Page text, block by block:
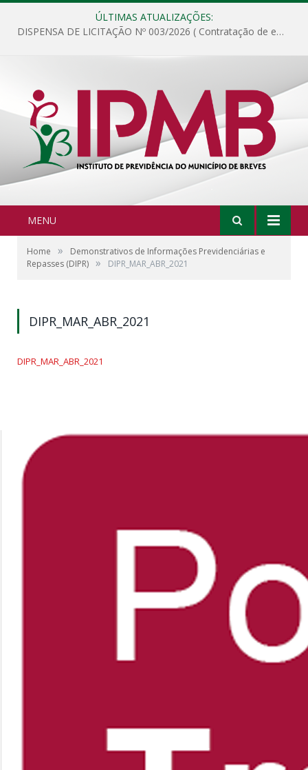
ÚLTIMAS ATUALIZAÇÕES:
DISPENSA DE LICITAÇÃO Nº 003/2026 ( Contratação de empresa para fornecimento de gêneros alimentícios não perecíveis, materiais de expediente, descartáveis, copa e cozinha, para análise e posterior publicação.)
MENU
Home »
Demonstrativos de Informações Previdenciárias e
Repasses (DIPR) » DIPR_MAR_ABR_2021
DIPR_MAR_ABR_2021
DIPR_MAR_ABR_2021